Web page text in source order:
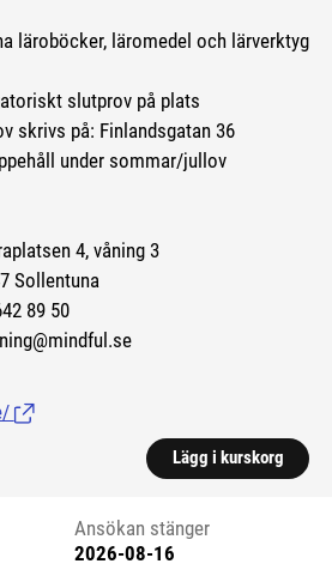
läroböcker, läromedel och lärverktyg
slutprov på plats
Finlandsgatan 36
under sommar/jullov
4, våning 3
89 50
(Länk till extern sida.)
Lägg i kurskorg
Ansökan stänger
2026-08-16